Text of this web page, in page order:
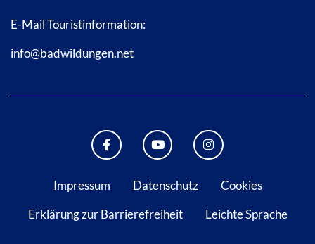
E-Mail Touristinformation:
info@badwildungen.net
FACEBOOK BAD WILDUNGEN
YOUTUBE KANAL STADT
INSTAGRAM
Impressum Datenschutz
Cookies
Erklärung zur Barrierefreiheit
Leichte Sprache